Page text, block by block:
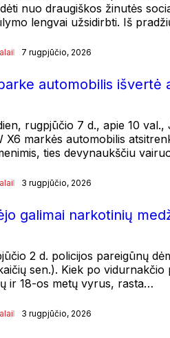
nuo draugiškos žinutės
lengvai užsidirbti. Iš
7 rugpjūčio, 2026
automobilis išvertė
rugpjūčio 7 d., apie 10
X6 markės automobilis
ties devynaukščiu
3 rugpjūčio, 2026
galimai narkotinių
2 d. policijos pareigūnų
sen.). Kiek po
ir 18-os metų vyrus, rasta…
3 rugpjūčio, 2026